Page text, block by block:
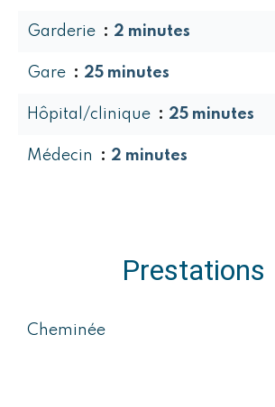
Garderie 2 minutes
Gare 25 minutes
Hôpital/clinique 25 minutes
Médecin 2 minutes
Prestations
Cheminée